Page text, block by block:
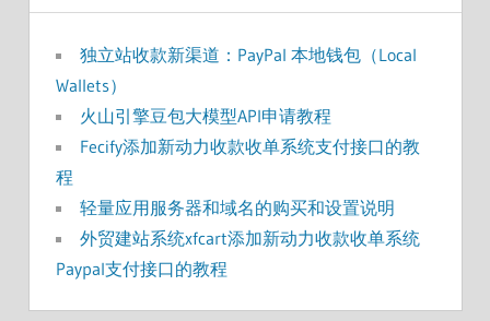
独立站收款新渠道：PayPal 本地钱包（Local
Wallets）
火山引擎豆包大模型API申请教程
Fecify添加新动力收款收单系统支付接口的教
程
轻量应用服务器和域名的购买和设置说明
外贸建站系统xfcart添加新动力收款收单系统
Paypal支付接口的教程